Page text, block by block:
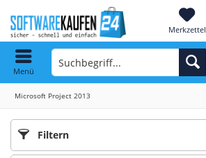
Merkzettel
Menü
Microsoft Project 2013
Filtern